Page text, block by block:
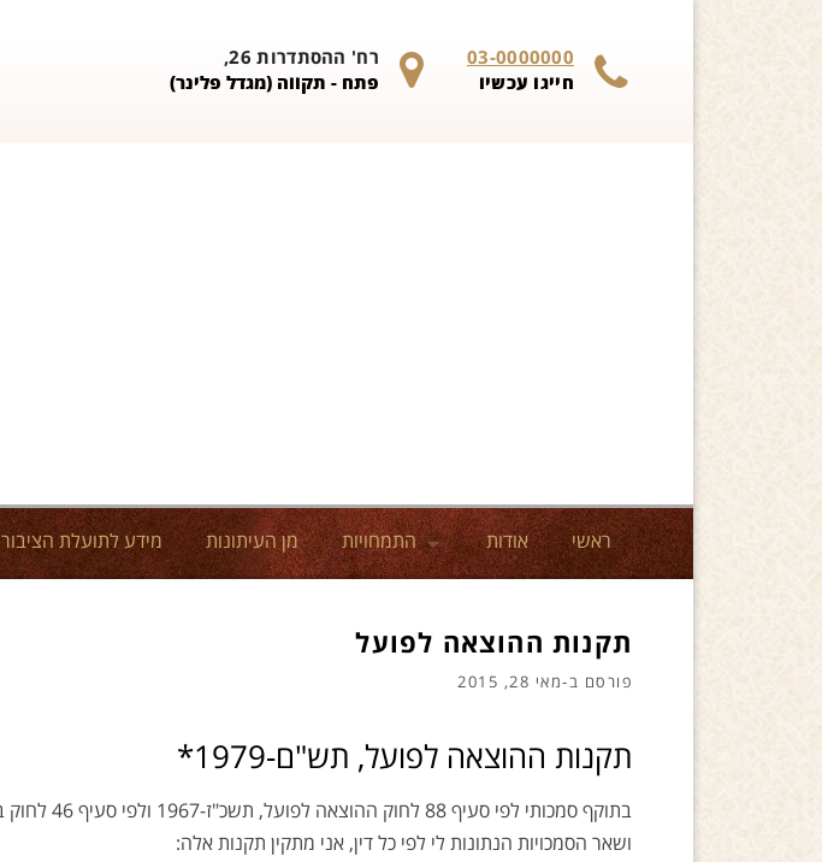
רח' ההסתדרות 26,
פתח - תקווה (מגדל פלינר)
03-0000000
חייגו עכשיו
ראשי אודות התמחויות מן העיתונות מידע לתועלת הציבור
תקנות ההוצאה לפועל
פורסם ב-מאי 28, 2015
תקנות ההוצאה לפועל, תש"ם-1979*
ושאר הסמכויות הנתונות לי לפי כל דין, אני מתקין תקנות אלה: